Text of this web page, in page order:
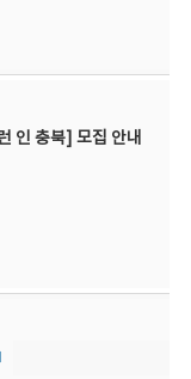
인 충북] 모집 안내